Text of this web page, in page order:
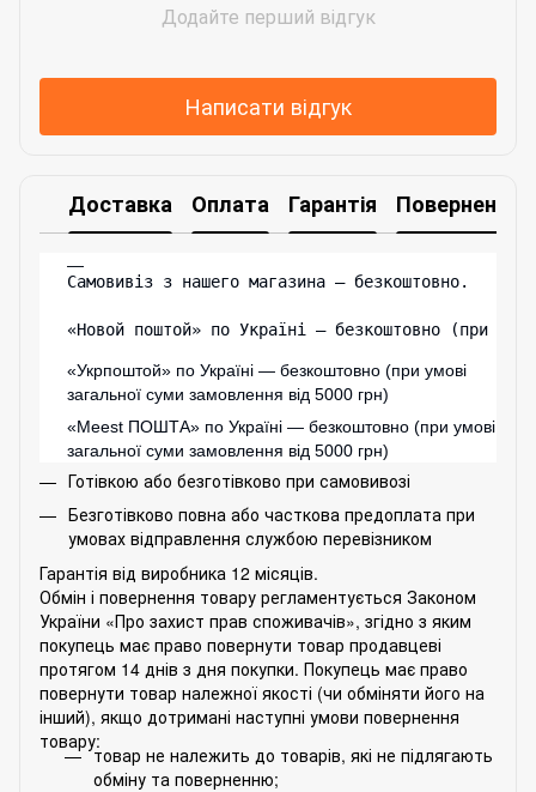
Додайте перший відгук
Написати відгук
Доставка Оплата Гарантія Повернення
Самовивіз з нашего магазина – безкоштовно.
«Новой поштой» по Україні — безкоштовно (при
«Укрпоштой» по Україні — безкоштовно (при умові
загальної суми замовлення від 5000 грн)
«Meest ПОШТА» по Україні — безкоштовно (при умові
загальної суми замовлення від 5000 грн)
Готівкою або безготівково при самовивозі
Безготівково повна або часткова предоплата при
умовах відправлення службою перевізником
Гарантія від виробника 12 місяців.
Обмін і повернення товару регламентується Законом
України «Про захист прав споживачів», згідно з яким
покупець має право повернути товар продавцеві
протягом 14 днів з дня покупки. Покупець має право
повернути товар належної якості (чи обміняти його на
інший), якщо дотримані наступні умови повернення
товару:
товар не належить до товарів, які не підлягають
обміну та поверненню;